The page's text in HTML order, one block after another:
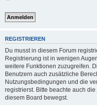
REGISTRIEREN
Du musst in diesem Forum
Registrierung ist in wenigen
weitere Funktionen zuzugreifen.
Benutzern auch zusätzliche
Nutzungsbedingungen und die
registrierst. Bitte beachte auch
diesem Board bewegst.